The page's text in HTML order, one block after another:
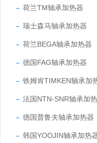
荷兰TM轴承加热器
瑞士森马轴承加热器
荷兰BEGA轴承加热器
德国FAG轴承加热器
铁姆肯TIMKEN轴承加
法国NTN-SNR轴承加
德国普鲁夫轴承加热器
韩国YOOJIN轴承加热